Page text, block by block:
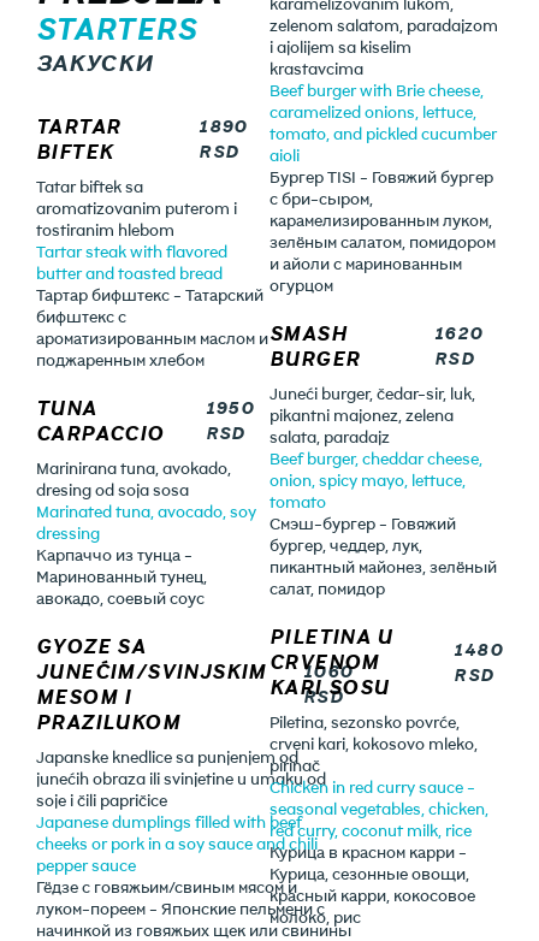
STARTERS
ЗАКУСКИ
TARTAR
BIFTEK
1890
RSD
Tatar biftek sa
aromatizovanim puterom i
tostiranim hlebom
Tartar steak with flavored
butter and toasted bread
Тартар бифштекс - Татарский
бифштекс с
ароматизированным маслом и
поджаренным хлебом
TUNA
CARPACCIO
1950
RSD
Marinirana tuna, avokado,
dresing od soja sosa
Marinated tuna, avocado, soy
dressing
Карпаччо из тунца -
Маринованный тунец,
авокадо, соевый соус
GYOZE SA
JUNEĆIM/SVINJSKIM
MESOM I
PRAZILUKOM
1060
RSD
Japanske knedlice sa punjenjem od
junećih obraza ili svinjetine u umaku od
soje i čili papričice
Japanese dumplings filled with beef
cheeks or pork in a soy sauce and chili
pepper sauce
Гёдзе с говяжьим/свиным мясом и
луком-пореем - Японские пельмени с
начинкой из говяжьих щек или свинины
zelenom salatom, paradajzom
i ajolijem sa kiselim
krastavcima
Beef burger with Brie cheese,
caramelized onions, lettuce,
tomato, and pickled cucumber
aioli
Бургер TISI - Говяжий бургер
с бри-сыром,
карамелизированным луком,
зелёным салатом, помидором
и айоли с маринованным
огурцом
SMASH
BURGER
1620
RSD
Juneći burger, čedar-sir, luk,
pikantni majonez, zelena
salata, paradajz
Beef burger, cheddar cheese,
onion, spicy mayo, lettuce,
tomato
Смэш-бургер - Говяжий
бургер, чеддер, лук,
пикантный майонез, зелёный
салат, помидор
PILETINA U
CRVENOM
KARI SOSU
1480
RSD
Piletina, sezonsko povrće,
crveni kari, kokosovo mleko,
pirinač
Chicken in red curry sauce -
seasonal vegetables, chicken,
red curry, coconut milk, rice
Курица в красном карри -
Курица, сезонные овощи,
красный карри, кокосовое
молоко, рис